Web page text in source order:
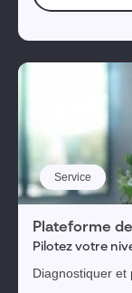
Service
Plateforme
Pilotez votre
Diagnostiquer et